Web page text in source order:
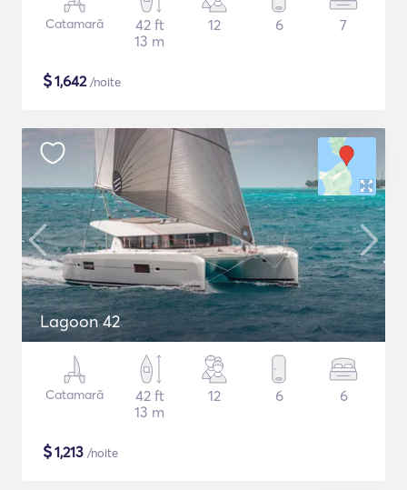
Catamarã
42 ft
13 m
12 6 7
$1,642/noite
Lagoon 42
Catamarã
42 ft
13 m
12 6 6
$1,213 /noite